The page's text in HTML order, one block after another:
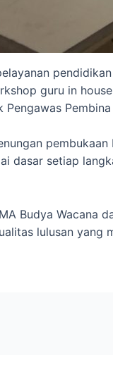
guru in
Pengawas
dasar setiap
Budya Wacana
lulusan yang